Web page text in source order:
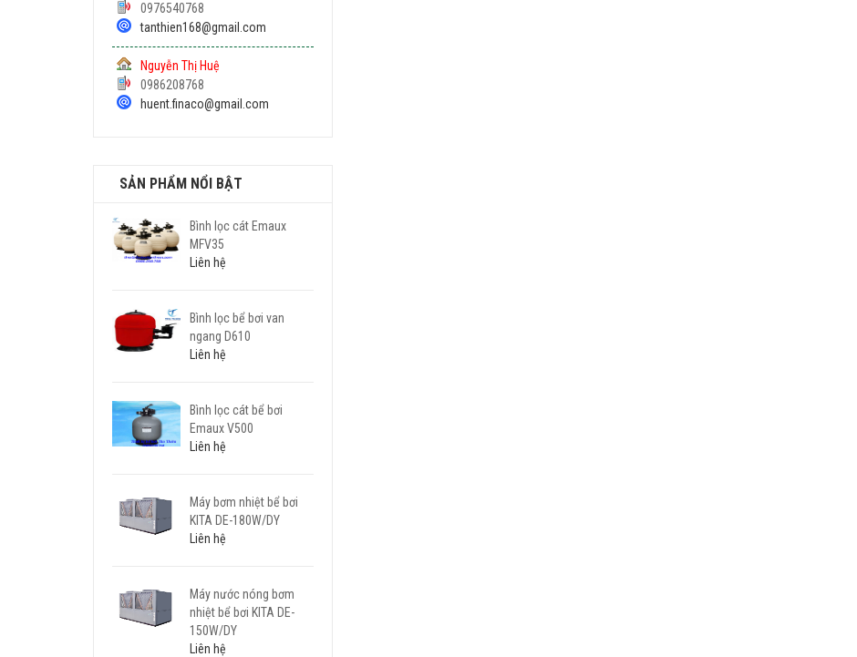
0976540768
tanthien168@gmail.com
Nguyễn Thị Huệ
0986208768
huent.finaco@gmail.com
SẢN PHẨM NỔI BẬT
Bình lọc cát Emaux
MFV35
Liên hệ
Bình lọc bể bơi van
ngang D610
Liên hệ
Bình lọc cát bể bơi
Emaux V500
Liên hệ
Máy bơm nhiệt bể bơi
KITA DE-180W/DY
Liên hệ
Máy nước nóng bơm
nhiệt bể bơi KITA DE-
150W/DY
Liên hệ